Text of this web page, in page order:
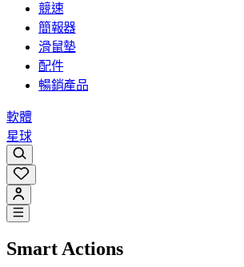
競速
簡報器
滑鼠墊
配件
暢銷產品
軟體
星球
Smart Actions